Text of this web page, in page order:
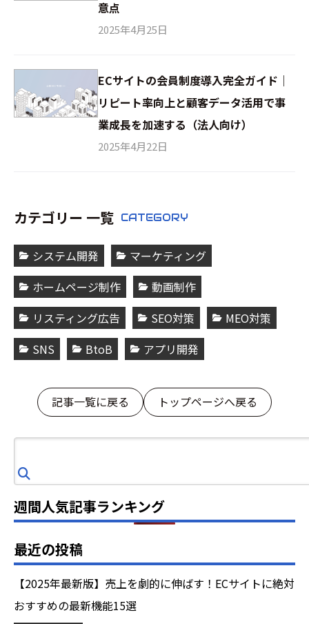
意点
2025年4月25日
ECサイトの会員制度導入完全ガイド｜
リピート率向上と顧客データ活用で事
業成長を加速する（法人向け）
2025年4月22日
カテゴリー 一覧 CATEGORY
システム開発
マーケティング
ホームページ制作
動画制作
リスティング広告
SEO対策
MEO対策
SNS
BtoB アプリ開発
記事一覧に戻る トップページへ戻る
索
週間人気記事ランキング
最近の投稿
【2025年最新版】売上を劇的に伸ばす！ECサイトに絶対
おすすめの最新機能15選